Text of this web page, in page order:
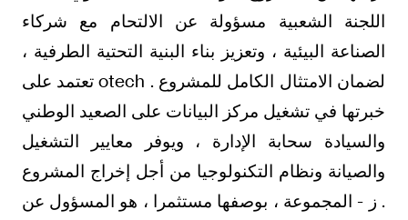
اللجنة الشعبية مسؤولة عن الالتحام مع شركاء
الصناعة البيئية ، وتعزيز بناء البنية التحتية الطرفية ،
لضمان الامتثال الكامل للمشروع . otech تعتمد على
خبرتها في تشغيل مركز البيانات على الصعيد الوطني
والسيادة سحابة الإدارة ، ويوفر معايير التشغيل
والصيانة ونظام التكنولوجيا من أجل إخراج المشروع
. ز - المجموعة ، بوصفها مستثمرا ، هو المسؤول عن